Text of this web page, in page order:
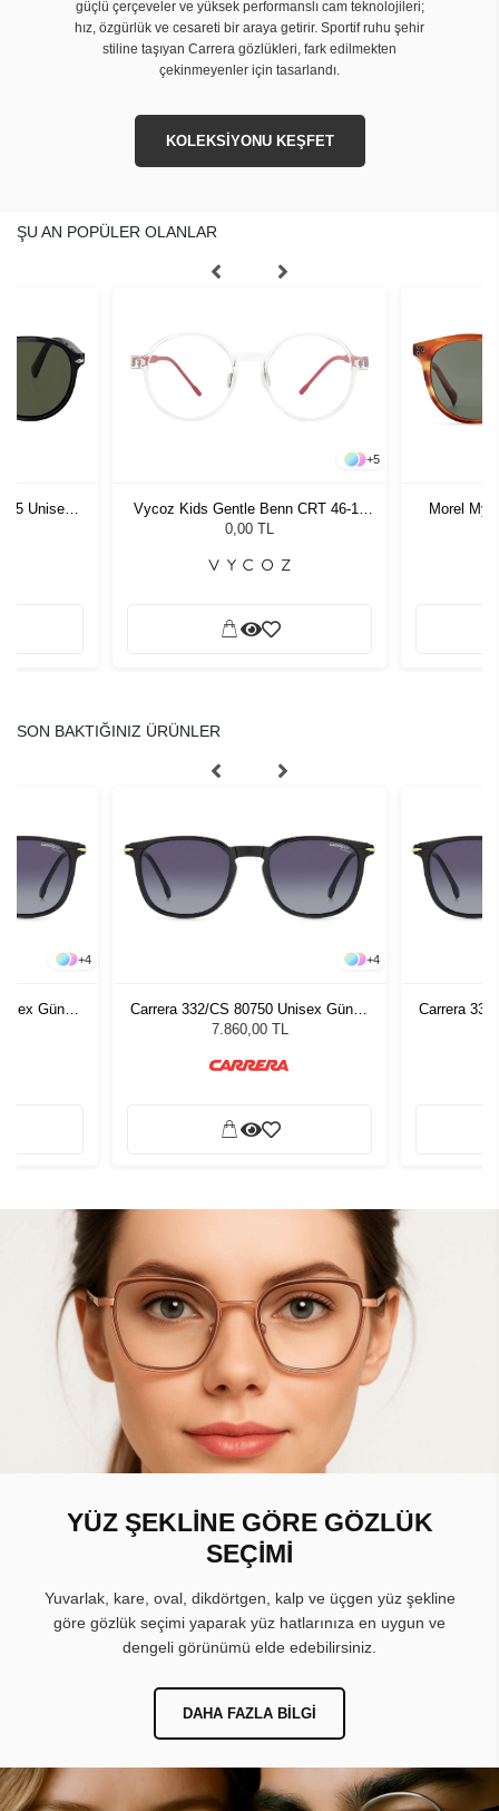
güçlü çerçeveler ve yüksek performanslı cam teknolojileri;
hız, özgürlük ve cesareti bir araya getirir. Sportif ruhu şehir
stiline taşıyan Carrera gözlükleri, fark edilmekten
çekinmeyenler için tasarlandı.
KOLEKSİYONU KEŞFET
ŞU AN POPÜLER OLANLAR
55 Unisex
+5
Vycoz Kids Gentle Benn CRT 46-17
135
0,00 TL
Morel
SON BAKTIĞINIZ ÜRÜNLER
+4
Güneş
+4
Carrera 332/CS 80750 Unisex Güneş
Gözlüğü
7.860,00 TL
Carrera
YÜZ ŞEKLİNE GÖRE GÖZLÜK
SEÇİMİ
Yuvarlak, kare, oval, dikdörtgen, kalp ve üçgen yüz şekline
göre gözlük seçimi yaparak yüz hatlarınıza en uygun ve
dengeli görünümü elde edebilirsiniz.
DAHA FAZLA BILGI